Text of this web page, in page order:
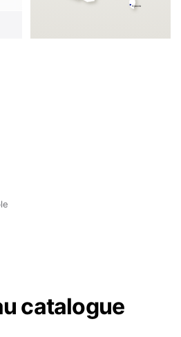
Ajaccio
catalogue